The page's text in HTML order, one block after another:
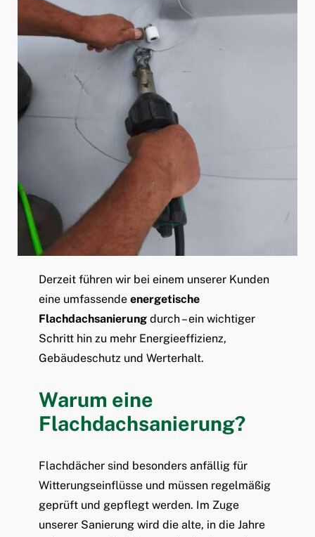
Derzeit führen wir bei einem unserer Kunden
eine umfassende energetische
Flachdachsanierung durch – ein wichtiger
Schritt hin zu mehr Energieeffizienz,
Gebäudeschutz und Werterhalt.
Warum eine
Flachdachsanierung?
Flachdächer sind besonders anfällig für
Witterungseinflüsse und müssen regelmäßig
geprüft und gepflegt werden. Im Zuge
unserer Sanierung wird die alte, in die Jahre